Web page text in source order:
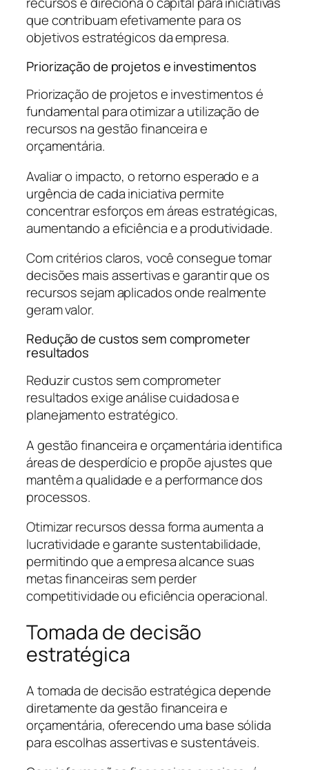
que contribuam efetivamente para os
objetivos estratégicos da empresa.
Priorização de projetos e investimentos
Priorização de projetos e investimentos é
fundamental para otimizar a utilização de
recursos na gestão financeira e
orçamentária.
Avaliar o impacto, o retorno esperado e a
urgência de cada iniciativa permite
concentrar esforços em áreas estratégicas,
aumentando a eficiência e a produtividade.
Com critérios claros, você consegue tomar
decisões mais assertivas e garantir que os
recursos sejam aplicados onde realmente
geram valor.
Redução de custos sem comprometer
resultados
Reduzir custos sem comprometer
resultados exige análise cuidadosa e
planejamento estratégico.
A gestão financeira e orçamentária identifica
áreas de desperdício e propõe ajustes que
mantêm a qualidade e a performance dos
processos.
Otimizar recursos dessa forma aumenta a
lucratividade e garante sustentabilidade,
permitindo que a empresa alcance suas
metas financeiras sem perder
competitividade ou eficiência operacional.
Tomada de decisão
estratégica
A tomada de decisão estratégica depende
diretamente da gestão financeira e
orçamentária, oferecendo uma base sólida
para escolhas assertivas e sustentáveis.